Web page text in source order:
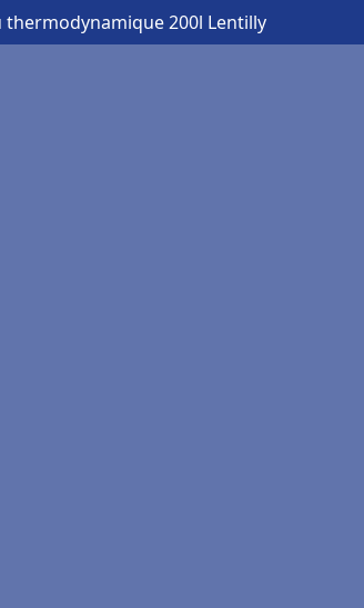
thermodynamique 200l Lentilly